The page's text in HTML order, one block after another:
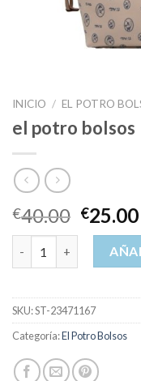
INICIO / EL POTRO
el potro bolsos
€40.00 €25.00
el potro bolsos
SKU:ST-23471167
Categoría:El Potro Bolsos